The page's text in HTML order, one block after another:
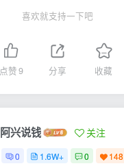
喜欢就支持一下吧
点赞9 分享 收藏
阿兴说钱 关注
0 1.6W+ 0 148